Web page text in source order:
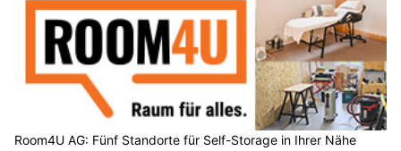
Room4U AG: Fünf Standorte für Self-Storage in Ihrer Nähe